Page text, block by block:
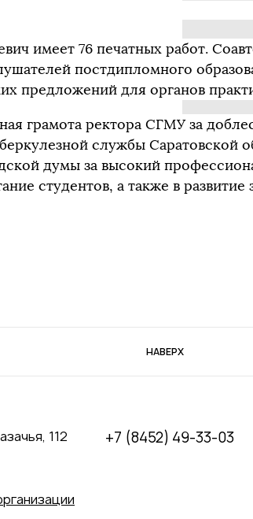
имеет 76 печатных работ.
постдипломного
предложений для органов
грамота ректора СГМУ за
службы Саратовской
думы за высокий
студентов, а также в
НАВЕРХ
112
+7 (8452) 49-33-03